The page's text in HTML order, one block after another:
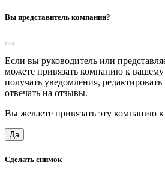
Вы представитель компании?
Если вы руководитель или
можете привязать компанию к
получать уведомления,
отвечать на отзывы.
Вы желаете привязать эту компанию
Да
Сделать снимок